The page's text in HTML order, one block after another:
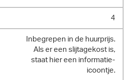
4
Inbegrepen in de huurprijs.
Als er een slijtagekost is,
staat hier een informatie-
icoontje.